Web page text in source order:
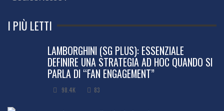
I PIÙ LETTI
LAMBORGHINI (SG PLUS): ESSENZIALE
DEFINIRE UNA STRATEGIA AD HOC QUANDO SI
PARLA DI “FAN ENGAGEMENT”
98.4K 83